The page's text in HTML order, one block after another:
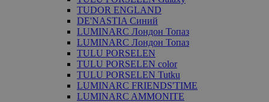
TUDOR ENGLAND
DE'NASTIA Синий
LUMINARC Лондон Топаз
LUMINARC Лондон Топаз
TULU PORSELEN
TULU PORSELEN color
TULU PORSELEN Tutku
LUMINARC FRIENDS'TIME
LUMINARC AMMONITE